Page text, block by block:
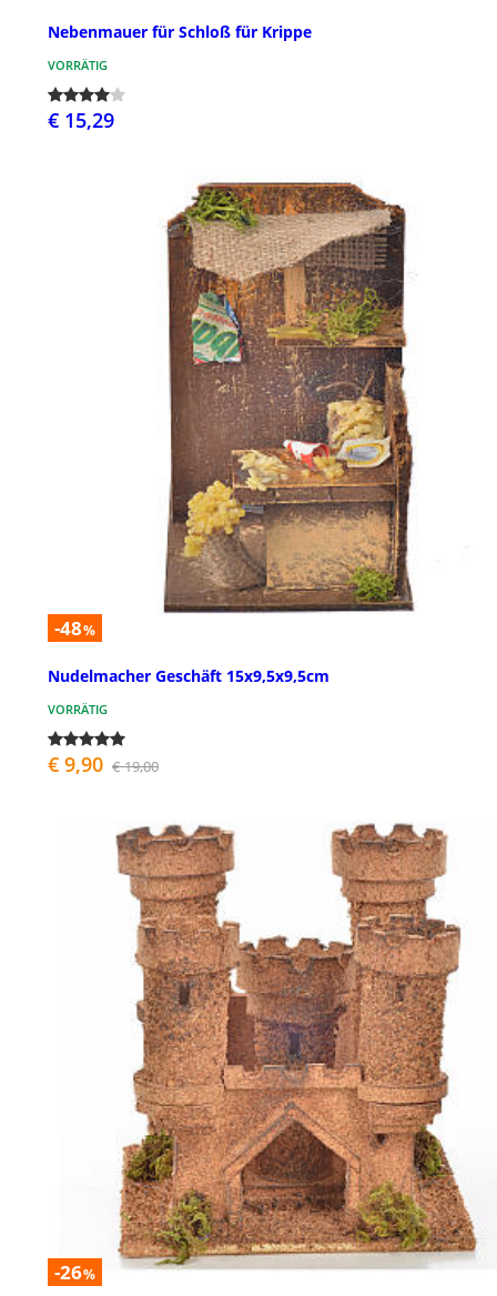
Nebenmauer für Schloß für Krippe
VORRÄTIG
€ 15,29
-48%
Nudelmacher Geschäft 15x9,5x9,5cm
VORRÄTIG
€ 9,90 € 19,00
-26%